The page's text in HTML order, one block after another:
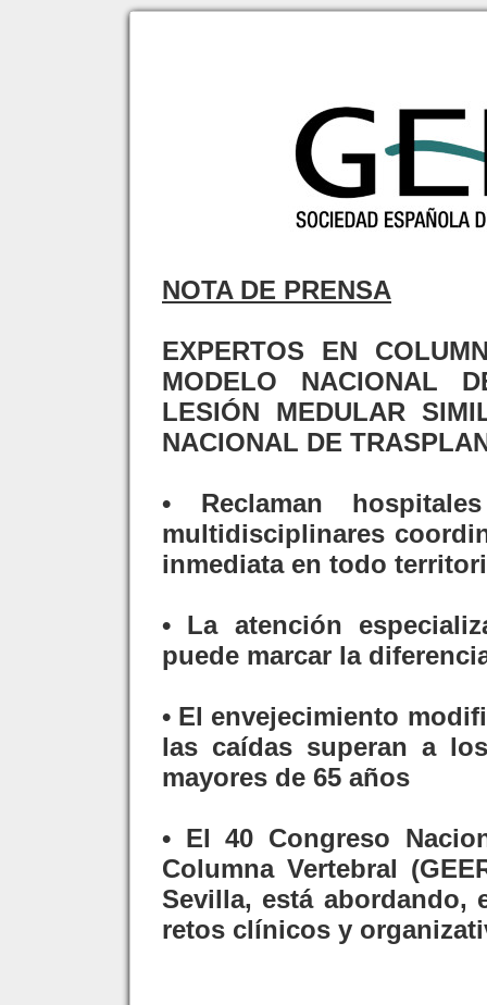
NOTA DE PRENSA
EXPERTOS EN
MODELO NACIONAL
LESIÓN MEDULAR
NACIONAL DE
• Reclaman
multidisciplinares
inmediata en todo
• La atención
puede marcar la
• El envejecimiento
las caídas superan a
mayores de 65 años
• El 40 Congreso
Columna Vertebral
Sevilla, está abordando,
retos clínicos y